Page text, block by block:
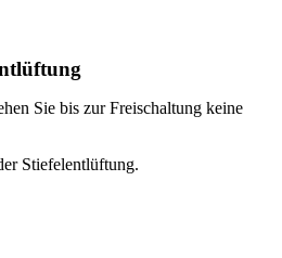
Sie bis zur Freischaltung keine
Stiefelentlüftung.